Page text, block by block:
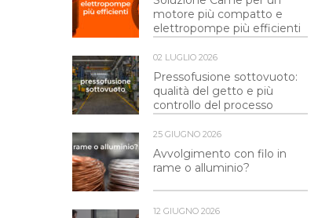
motore più compatto e
elettropompe più efficienti
02 LUGLIO 2026
Pressofusione sottovuoto:
qualità del getto e più
controllo del processo
25 GIUGNO 2026
Avvolgimento con filo in
rame o alluminio?
12 GIUGNO 2026